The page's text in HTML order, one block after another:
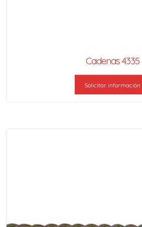
Cadenas 4335
Solicitar información